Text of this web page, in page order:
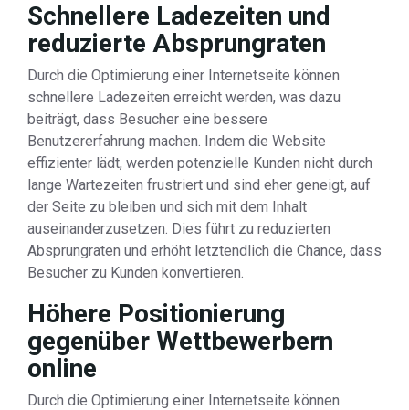
Schnellere Ladezeiten und
reduzierte Absprungraten
Durch die Optimierung einer Internetseite können
schnellere Ladezeiten erreicht werden, was dazu
beiträgt, dass Besucher eine bessere
Benutzererfahrung machen. Indem die Website
effizienter lädt, werden potenzielle Kunden nicht durch
lange Wartezeiten frustriert und sind eher geneigt, auf
der Seite zu bleiben und sich mit dem Inhalt
auseinanderzusetzen. Dies führt zu reduzierten
Absprungraten und erhöht letztendlich die Chance, dass
Besucher zu Kunden konvertieren.
Höhere Positionierung
gegenüber Wettbewerbern
online
Durch die Optimierung einer Internetseite können